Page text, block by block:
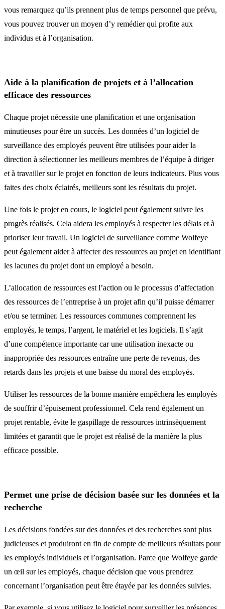
vous remarquez qu’ils prennent plus de temps personnel que prévu,
vous pouvez trouver un moyen d’y remédier qui profite aux
individus et à l’organisation.
Aide à la planification de projets et à l’allocation
efficace des ressources
Chaque projet nécessite une planification et une organisation
minutieuses pour être un succès. Les données d’un logiciel de
surveillance des employés peuvent être utilisées pour aider la
direction à sélectionner les meilleurs membres de l’équipe à diriger
et à travailler sur le projet en fonction de leurs indicateurs. Plus vous
faites des choix éclairés, meilleurs sont les résultats du projet.
Une fois le projet en cours, le logiciel peut également suivre les
progrès réalisés. Cela aidera les employés à respecter les délais et à
prioriser leur travail. Un logiciel de surveillance comme Wolfeye
peut également aider à affecter des ressources au projet en identifiant
les lacunes du projet dont un employé a besoin.
L’allocation de ressources est l’action ou le processus d’affectation
des ressources de l’entreprise à un projet afin qu’il puisse démarrer
et/ou se terminer. Les ressources communes comprennent les
employés, le temps, l’argent, le matériel et les logiciels. Il s’agit
d’une compétence importante car une utilisation inexacte ou
inappropriée des ressources entraîne une perte de revenus, des
retards dans les projets et une baisse du moral des employés.
Utiliser les ressources de la bonne manière empêchera les employés
de souffrir d’épuisement professionnel. Cela rend également un
projet rentable, évite le gaspillage de ressources intrinsèquement
limitées et garantit que le projet est réalisé de la manière la plus
efficace possible.
Permet une prise de décision basée sur les données et la
recherche
Les décisions fondées sur des données et des recherches sont plus
judicieuses et produiront en fin de compte de meilleurs résultats pour
les employés individuels et l’organisation. Parce que Wolfeye garde
un œil sur les employés, chaque décision que vous prendrez
concernant l’organisation peut être étayée par les données suivies.